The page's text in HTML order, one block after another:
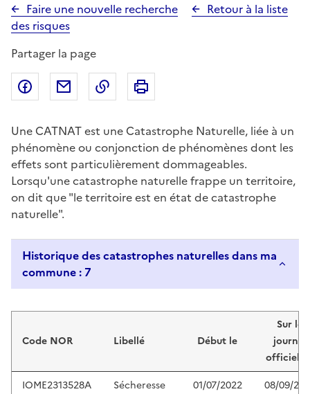
Faire une nouvelle recherche
Retour à la liste
des risques
Partager la page
Partager sur Facebook
Partager par emailCopier dans le presse-papier
Une CATNAT est une Catastrophe Naturelle, liée à un
phénomène ou conjonction de phénomènes dont les
effets sont particulièrement dommageables.
Lorsqu'une catastrophe naturelle frappe un territoire,
on dit que "le territoire est en état de catastrophe
naturelle".
Historique des catastrophes naturelles dans ma
commune : 7
Code NOR Libellé Début le
Sur le
journal
officiel
IOME2313528A
Sécheresse 01/07/2022 08/09/